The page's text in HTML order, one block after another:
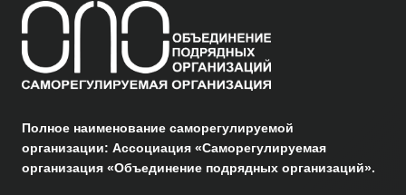
Полное наименование саморегулируемой
организации: Ассоциация «Саморегулируемая
организация «Объединение подрядных организаций».